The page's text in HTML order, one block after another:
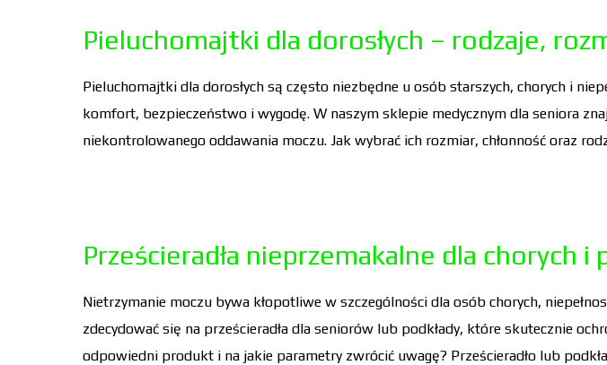
Pieluchomajtki dla dorosłych – rodzaje,
Pieluchomajtki dla dorosłych są często niezbędne u osób starszych, chorych i
komfort, bezpieczeństwo i wygodę. W naszym sklepie medycznym dla seniora
niekontrolowanego oddawania moczu. Jak wybrać ich rozmiar, chłonność oraz
Prześcieradła nieprzemakalne dla chorych i
Nietrzymanie moczu bywa kłopotliwe w szczególności dla osób chorych,
zdecydować się na prześcieradła dla seniorów lub podkłady, które skutecznie
odpowiedni produkt i na jakie parametry zwrócić uwagę? Prześcieradło lub